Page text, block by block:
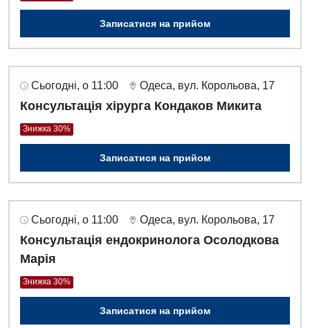
Записатися на прийом
Сьогодні, о 11:00 Одеса, вул. Корольова, 17
Консультація хірурга Кондаков Микита
Знижка 30%
Записатися на прийом
Сьогодні, о 11:00 Одеса, вул. Корольова, 17
Консультація ендокринолога Осолодкова
Марія
Знижка 30%
Записатися на прийом